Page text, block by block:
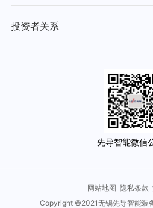
投资者关系
先导智能微信
网站地图 隐私条款
Copyright ©2021无锡先导智能装